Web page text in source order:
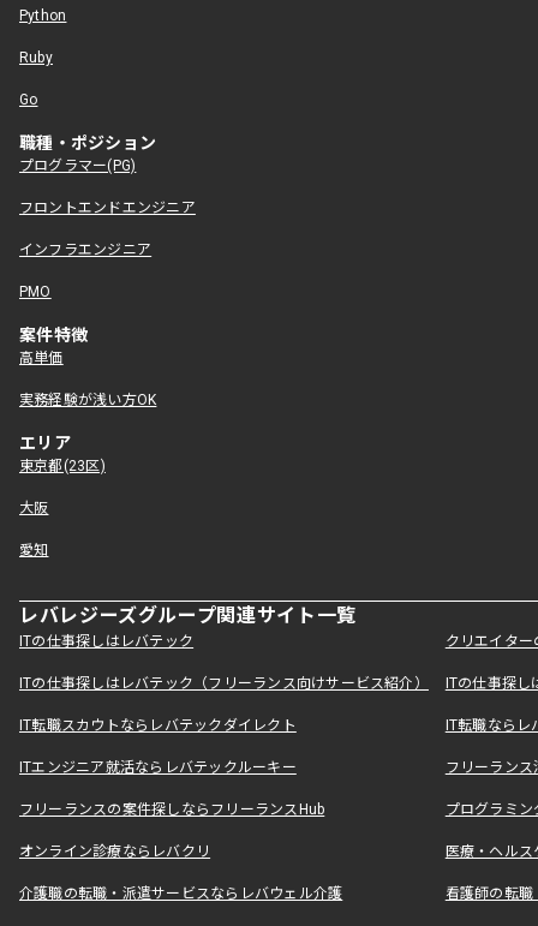
Python
Ruby
Go
職種・ポジション
プログラマー(PG)
フロントエンドエンジニア
インフラエンジニア
PMO
案件特徴
高単価
実務経験が浅い方OK
エリア
東京都(23区)
大阪
愛知
レバレジーズグループ関連サイト一覧
ITの仕事探しはレバテック クリエイタ
ITの仕事探しはレバテック（フリーランス向けサービス紹介） ITの仕事探
IT転職スカウトならレバテックダイレクト IT転職なら
ITエンジニア就活ならレバテックルーキー フリーラン
フリーランスの案件探しならフリーランスHub プログラミ
オンライン診療ならレバクリ 医療・ヘル
介護職の転職・派遣サービスならレバウェル介護 看護師の転